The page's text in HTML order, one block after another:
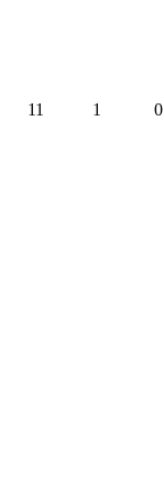
11 1 0